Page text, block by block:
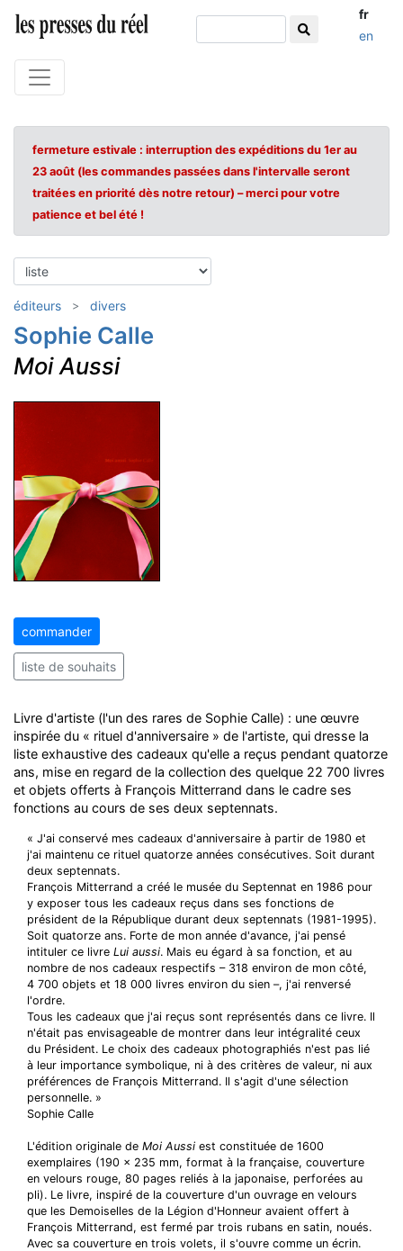
fr
en
fermeture estivale : interruption des expéditions du 1er au
23 août (les commandes passées dans l'intervalle seront
traitées en priorité dès notre retour) – merci pour votre
patience et bel été !
éditeurs divers
Sophie Calle
Moi Aussi
commander
liste de souhaits
Livre d'artiste (l'un des rares de Sophie Calle) : une œuvre
inspirée du « rituel d'anniversaire » de l'artiste, qui dresse la
liste exhaustive des cadeaux qu'elle a reçus pendant quatorze
ans, mise en regard de la collection des quelque 22 700 livres
et objets offerts à François Mitterrand dans le cadre ses
fonctions au cours de ses deux septennats.
« J'ai conservé mes cadeaux d'anniversaire à partir de 1980 et
j'ai maintenu ce rituel quatorze années consécutives. Soit durant
deux septennats.
François Mitterrand a créé le musée du Septennat en 1986 pour
y exposer tous les cadeaux reçus dans ses fonctions de
président de la République durant deux septennats (1981-1995).
Soit quatorze ans. Forte de mon année d'avance, j'ai pensé
intituler ce livre Lui aussi. Mais eu égard à sa fonction, et au
nombre de nos cadeaux respectifs – 318 environ de mon côté,
4 700 objets et 18 000 livres environ du sien –, j'ai renversé
l'ordre.
Tous les cadeaux que j'ai reçus sont représentés dans ce livre. Il
n'était pas envisageable de montrer dans leur intégralité ceux
du Président. Le choix des cadeaux photographiés n'est pas lié
à leur importance symbolique, ni à des critères de valeur, ni aux
préférences de François Mitterrand. Il s'agit d'une sélection
personnelle. »
Sophie Calle
L'édition originale de Moi Aussi est constituée de 1600
exemplaires (190 x 235 mm, format à la française, couverture
en velours rouge, 80 pages reliés à la japonaise, perforées au
pli). Le livre, inspiré de la couverture d'un ouvrage en velours
que les Demoiselles de la Légion d'Honneur avaient offert à
François Mitterrand, est fermé par trois rubans en satin, noués.
Avec sa couverture en trois volets, il s'ouvre comme un écrin.